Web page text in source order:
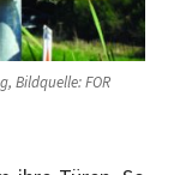
Bildquelle: FOR